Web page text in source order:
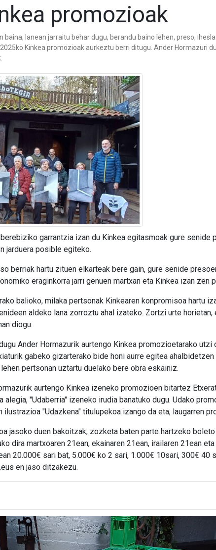
promozioak
baina, lanean jarraitu behar dugu, berandu baino lehen, preso,
Kinkea promozioak aurkeztu berri ditugu. Ander Hormazuri
garrantzia izan du Kinkea egitasmoak gure
jarduera posible egiteko.
berriak hartu zituen elkarteak bere gain, gure senide
eraginkorra jarri genuen martxan eta Kinkea izan zen
balioko, milaka pertsonak Kinkearen konpromisoa hartu
aldeko lana zorroztu ahal izateko. Zortzi urte
diogu.
Ander Hormazurik aurtengo Kinkea promozioetarako
gabeko gizarterako bide honi aurre egitea
pertsonan uztartu duelako bere obra eskainiz.
aurtengo Kinkea izeneko promozioen bitartez
"Udaberria" izeneko irudia banatuko dugu. Udako
"Udazkena" titulupekoa izango da eta, laugarren
jasoko duen bakoitzak, zozketa baten parte hartzeko
dira martxoaren 21ean, ekainaren 21ean, irailaren 21ean
20.000€ sari bat, 5.000€ ko 2 sari, 1.000€ 10sari, 300€
en jaso ditzakezu.